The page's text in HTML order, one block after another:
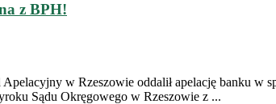
z BPH!
w Rzeszowie oddalił apelację banku w
Sądu Okręgowego w Rzeszowie z ...